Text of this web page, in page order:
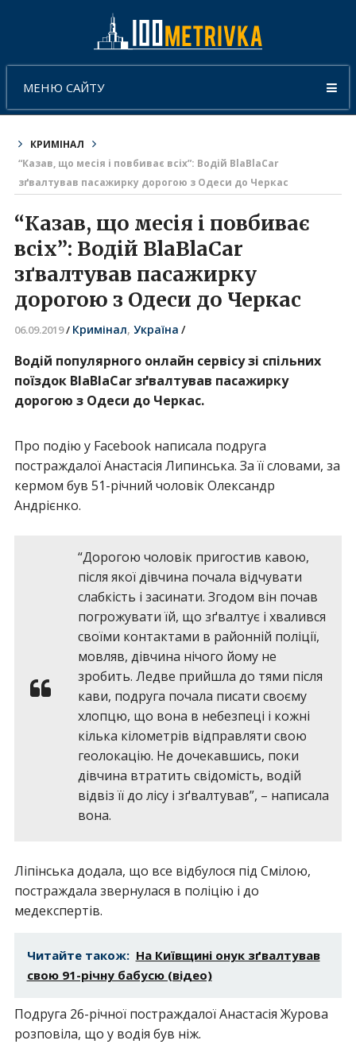
МЕНЮ САЙТУ
КРИМІНАЛ
“Казав, що месія і повбиває всіх”: Водій BlaBlaCar
зґвалтував пасажирку дорогою з Одеси до Черкас
“Казав, що месія і повбиває
всіх”: Водій BlaBlaCar
зґвалтував пасажирку
дорогою з Одеси до Черкас
06.09.2019/ Кримінал, Україна /
Водій популярного онлайн сервісу зі спільних
поїздок BlaBlaCar зґвалтував пасажирку
дорогою з Одеси до Черкас.
Про подію у Facebook написала подруга
постраждалої Анастасія Липинська. За її словами, за
кермом був 51-річний чоловік Олександр
Андрієнко.
“Дорогою чоловік пригостив кавою,
після якої дівчина почала відчувати
слабкість і засинати. Згодом він почав
погрожувати їй, що зґвалтує і хвалився
своїми контактами в районній поліції,
мовляв, дівчина нічого йому не
зробить. Ледве прийшла до тями після
кави, подруга почала писати своєму
хлопцю, що вона в небезпеці і кожні
кілька кілометрів відправляти свою
геолокацію. Не дочекавшись, поки
дівчина втратить свідомість, водій
відвіз її до лісу і зґвалтував”, – написала
вона.
Ліпінська додала, що все відбулося під Смілою,
постраждала звернулася в поліцію і до
медекспертів.
Читайте також: На Київщині онук зґвалтував
свою 91-річну бабусю (відео)
Подруга 26-річної постраждалої Анастасія Журова
розповіла, що у водія був ніж.